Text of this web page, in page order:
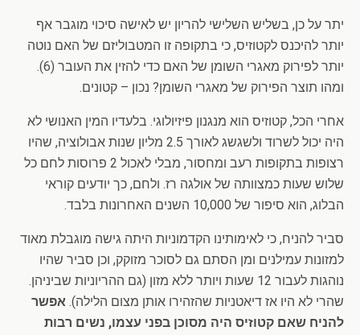
יתר על כן, בשליש השלישי להריון יש לאישה סיכוי מוגבר אף
יותר להיכנס לקטוזיס, כי בתקופה זו המטבוליזם של האם נוטה
יותר לפירוק מאגרי השומן של האם כדי להזין את העובר (6).
ומהו תוצר הפירוק של מאגרי השומן? נכון – קטונים.
אחרי הכל, קטוזיס הוא מנגנון פיזיולוגי. בלעדיו המין האנושי לא
היה יכול לשרוד ולשגשג לאורך 2.5 מליון שנות אבולוציה, שהיו
רצופות בתקופות רעב ומחסור, מבלי לאכול 2 פרוסות לחם כל
שלוש שעות כמצוותה של אולגה רז. ולחם, כך יודעים קוראי
הבלוג, הוא סיפור של 10,000 השנים האחרונות בלבד.
סביר להניח, כי לאימותינו הקדמוניות היתה גישה מוגבלת מאוד
למזונות עמילנים ומן הסתם גם לסוכר מזוקק, וכן סביר שהיו
נוהגות לעבור 12 שעות ויותר ללא מזון (גם ההריוניות שביניהן.
שהרי לא היו אז דיאטניות שהזהירו אותן מצום הלילה). אפשר
להניח שאם קטוזיס היה מסוכן בפני עצמו, נשים רבות